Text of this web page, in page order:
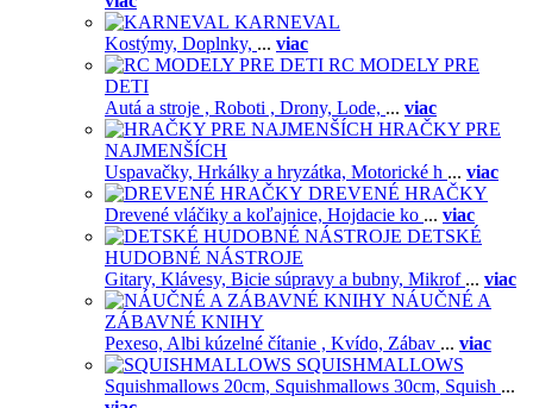
KARNEVAL
Kostýmy, Doplnky, ... viac
RC MODELY PRE
DETI
Autá a stroje , Roboti , Drony, Lode, ... viac
HRAČKY PRE
NAJMENŠÍCH
Uspavačky, Hrkálky a hryzátka, Motorické h ... viac
DREVENÉ HRAČKY
Drevené vláčiky a koľajnice, Hojdacie ko ... viac
DETSKÉ
HUDOBNÉ NÁSTROJE
Gitary, Klávesy, Bicie súpravy a bubny, Mikrof ... viac
NÁUČNÉ A
ZÁBAVNÉ KNIHY
Pexeso, Albi kúzelné čítanie , Kvído, Zábav ... viac
SQUISHMALLOWS
Squishmallows 20cm, Squishmallows 30cm, Squish ...